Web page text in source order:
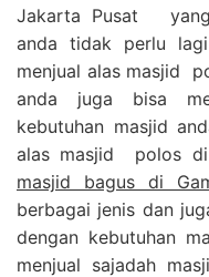
Jakarta Pusat yang
anda tidak perlu
menjual alas masjid
anda juga bisa
kebutuhan masjid
alas masjid polos di
masjid bagus di
berbagai jenis dan
dengan kebutuhan
menjual sajadah